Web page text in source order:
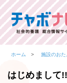
ホーム 施設のおた
はじめまして!!